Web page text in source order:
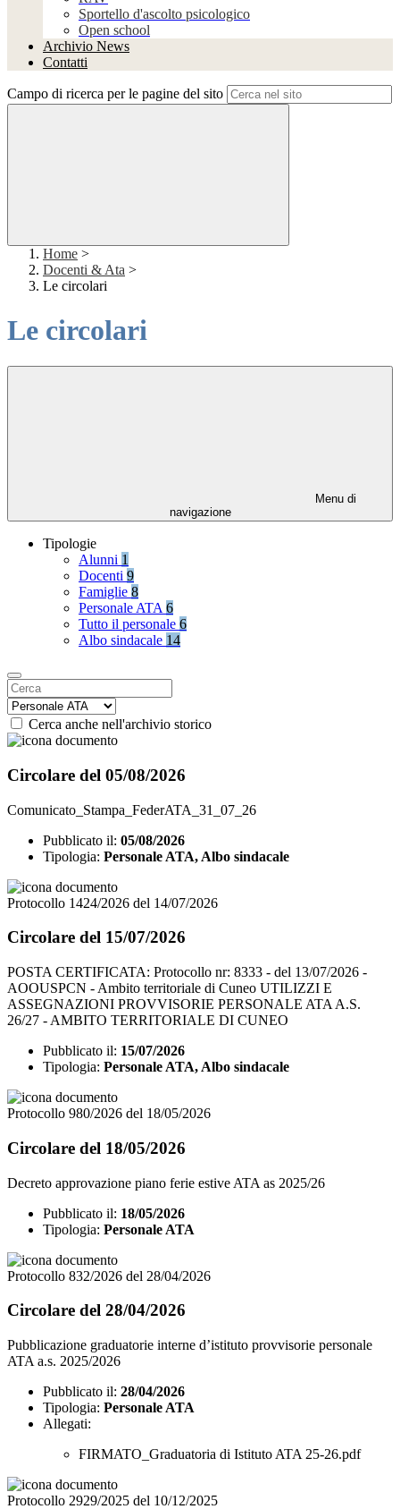
Sportello d'ascolto psicologico
Open school
Archivio News
Contatti
Campo di ricerca per le pagine del sito
Home >
Docenti & Ata >
Le circolari
Le circolari
Menu di
navigazione
Tipologie
Alunni 1
Docenti 9
Famiglie 8
Personale ATA 6
Tutto il personale 6
Albo sindacale 14
Cerca anche nell'archivio storico
Circolare del 05/08/2026
Comunicato_Stampa_FederATA_31_07_26
Pubblicato il: 05/08/2026
Tipologia: Personale ATA, Albo sindacale
Protocollo 1424/2026 del 14/07/2026
Circolare del 15/07/2026
POSTA CERTIFICATA: Protocollo nr: 8333 - del 13/07/2026 -
AOOUSPCN - Ambito territoriale di Cuneo UTILIZZI E
ASSEGNAZIONI PROVVISORIE PERSONALE ATA A.S.
26/27 - AMBITO TERRITORIALE DI CUNEO
Pubblicato il: 15/07/2026
Tipologia: Personale ATA, Albo sindacale
Protocollo 980/2026 del 18/05/2026
Circolare del 18/05/2026
Decreto approvazione piano ferie estive ATA as 2025/26
Pubblicato il: 18/05/2026
Tipologia: Personale ATA
Protocollo 832/2026 del 28/04/2026
Circolare del 28/04/2026
Pubblicazione graduatorie interne d’istituto provvisorie personale
ATA a.s. 2025/2026
Pubblicato il: 28/04/2026
Tipologia: Personale ATA
Allegati:
FIRMATO_Graduatoria di Istituto ATA 25-26.pdf
Protocollo 2929/2025 del 10/12/2025